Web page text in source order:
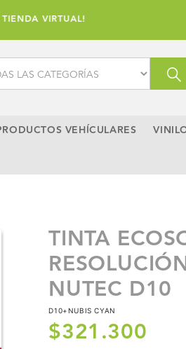
VIRTUAL!
VEHÍCULARES
TINTA
NUTEC D10
D10+NUBIS CYAN
$321.300